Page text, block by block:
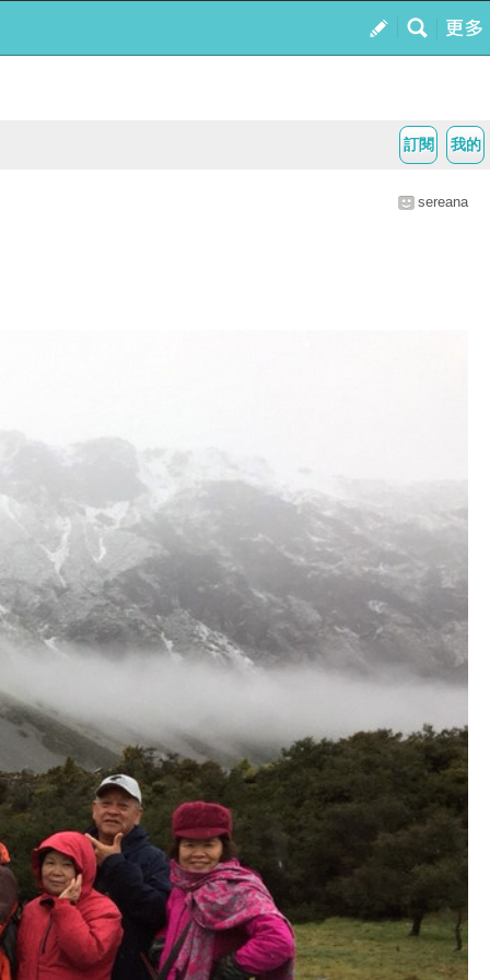
我的
訂閱
sereana